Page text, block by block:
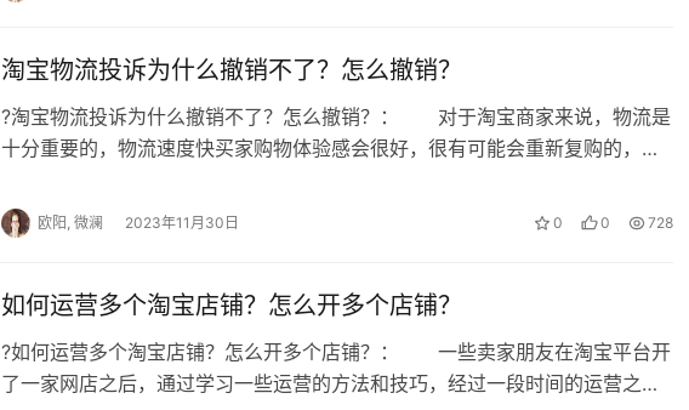
淘宝物流投诉为什么撤销不了？怎么撤销？
?淘宝物流投诉为什么撤销不了？怎么撤销？： 对于淘宝商家来说，物流是
十分重要的，物流速度快买家购物体验感会很好，很有可能会重新复购的，不
欧阳, 微澜 2023年11月30日 0 0 728
如何运营多个淘宝店铺？怎么开多个店铺？
?如何运营多个淘宝店铺？怎么开多个店铺？： 一些卖家朋友在淘宝平台开
了一家网店之后，通过学习一些运营的方法和技巧，经过一段时间的运营之